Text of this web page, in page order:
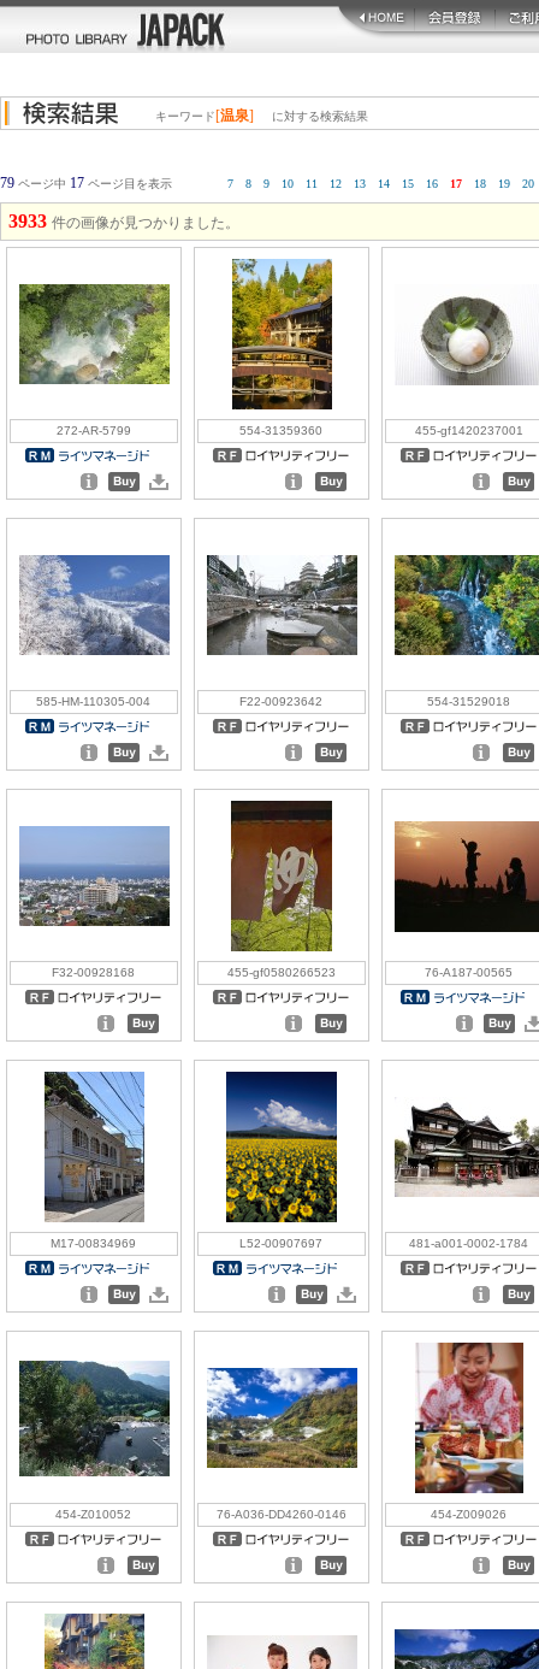
キーワード[温泉] に対する検索結果
79 ページ中 17 ページ目を表示 7 8 9 10 11 12 13 14 15 16 17 18 19 20
3933 件の画像が見つかりました。
272-AR-5799 554-31359360 455-gf1420237001
585-HM-110305-004 F22-00923642 554-31529018
F32-00928168 455-gf0580266523 76-A187-00565
M17-00834969 L52-00907697 481-a001-0002-1784
454-Z010052 76-A036-DD4260-0146 454-Z009026